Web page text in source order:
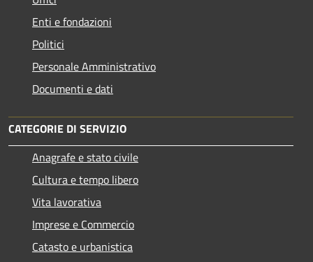
Enti e fondazioni
Politici
Personale Amministrativo
Documenti e dati
CATEGORIE DI SERVIZIO
Anagrafe e stato civile
Cultura e tempo libero
Vita lavorativa
Imprese e Commercio
Catasto e urbanistica